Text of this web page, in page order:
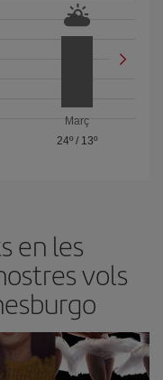
Març
24º / 13º
en les
vols